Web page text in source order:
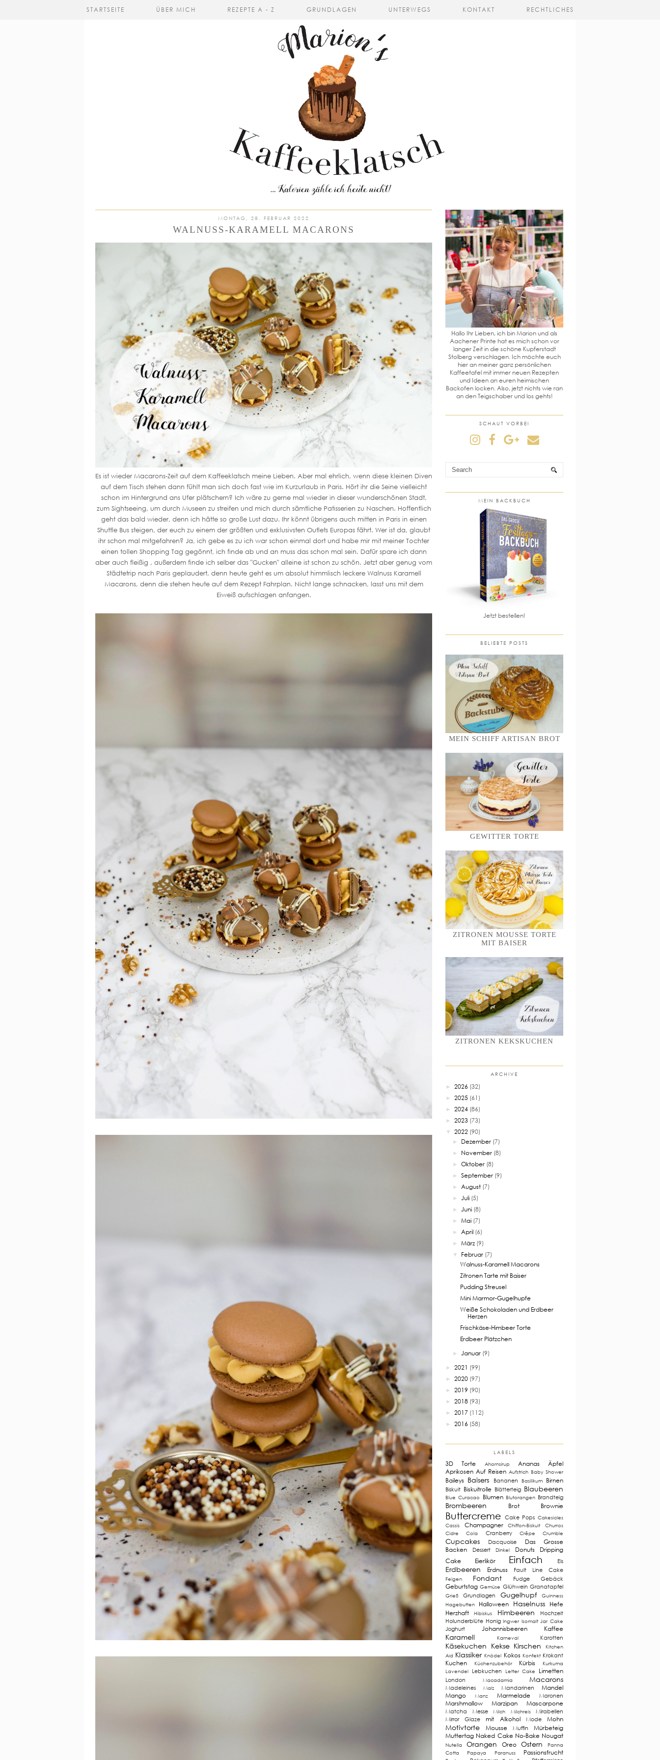
STARTSEITE ÜBER MICH REZEPTE A - Z GRUNDLAGEN UNTERWEGS KONTAKT RECHTLICHES
MONTAG, 28. FEBRUAR 2022
WALNUSS-KARAMELL MACARONS
Es ist wieder Macarons-Zeit auf dem Kaffeeklatsch meine Lieben. Aber mal ehrlich, wenn diese kleinen Diven
auf dem Tisch stehen dann fühlt man sich doch fast wie im Kurzurlaub in Paris. Hört ihr die Seine vielleicht
schon im Hintergrund ans Ufer plätschern? Ich wäre zu gerne mal wieder in dieser wunderschönen Stadt,
zum Sightseeing, um durch Museen zu streifen und mich durch sämtliche Patisserien zu Naschen. Hoffentlich
geht das bald wieder, denn ich hätte so große Lust dazu. Ihr könnt übrigens auch mitten in Paris in einen
Shuttle Bus steigen, der euch zu einem der größten und exklusivsten Outlets Europas fährt. Wer ist da, glaubt
ihr schon mal mitgefahren? Ja, ich gebe es zu ich war schon einmal dort und habe mir mit meiner Tochter
einen tollen Shopping Tag gegönnt, ich finde ab und an muss das schon mal sein. Dafür spare ich dann
aber auch fleißig , außerdem finde ich selber das "Gucken" alleine ist schon zu schön. Jetzt aber genug vom
Städtetrip nach Paris geplaudert, denn heute geht es um absolut himmlisch leckere Walnuss Karamell
Macarons, denn die stehen heute auf dem Rezept Fahrplan. Nicht lange schnacken, lasst uns mit dem
Eiweiß aufschlagen anfangen.
Hallo Ihr Lieben, ich bin Marion und als
Aachener Printe hat es mich schon vor
langer Zeit in die schöne Kupferstadt
Stolberg verschlagen. Ich möchte euch
hier an meiner ganz persönlichen
Kaffeetafel mit immer neuen Rezepten
und Ideen an euren heimischen
Backofen locken. Also, jetzt nichts wie ran
an den Teigschaber und los gehts!
SCHAUT VORBEI
MEIN BACKBUCH
Jetzt bestellen!
BELIEBTE POSTS
MEIN SCHIFF ARTISAN BROT
GEWITTER TORTE
ZITRONEN MOUSSE TORTE
MIT BAISER
ZITRONEN KEKSKUCHEN
ARCHIVE
► 2026 (32)
► 2025 (61)
► 2024 (86)
► 2023 (73)
▼ 2022 (90)
► Dezember (7)
► November (8)
►Oktober (8)
►September (9)
►August (7)
►Juli (5)
►Juni (8)
►Mai (7)
►April (6)
►März (9)
▼ Februar (7)
Walnuss-Karamell Macarons
Zitronen Tarte mit Baiser
Pudding Streusel
Mini Marmor-Gugelhupfe
Weiße Schokoladen und Erdbeer
Herzen
Frischkäse-Himbeer Torte
Erdbeer Plätzchen
►Januar (9)
► 2021 (99)
► 2020 (97)
► 2019 (90)
► 2018 (93)
► 2017 (112)
► 2016 (58)
LABELS
3D Torte Ahornsirup Ananas
Äpfel
Aprikosen Auf Reisen Aufstrich Baby Shower
Baileys Baisers Bananen Basilikum Birnen
Biskuit Biskuitrolle Blätterteig Blaubeeren
Blue Curacao Blumen Blutorangen Brandteig
Brombeeren Brot Brownie
Buttercreme Cake Pops Cakesicles
Cassis
Champagner Chiffon-Biskuit
Churros
Cidre
Cola Cranberry Crêpe Crumble
Cupcakes Dacquoise
Das Grosse
Backen
Dessert Dinkel Donuts
Dripping
Cake
Eierlikör Einfach Eis
Erdbeeren Erdnuss Fault Line Cake
Feigen Fondant Fudge Gebäck
Geburtstag Gemüse Glühwein Granatapfel
Grieß Grundlagen Gugelhupf
Guinness
Hagebutten
Halloween Haselnuss
Hefe
Herzhaft
Hibiskus Himbeeren
Hochzeit
Holunderblüte Honig Ingwer Isomalt Jar Cake
Joghurt Johannisbeeren Kaffee
Karamell Karneval Karotten
Käsekuchen Kekse Kirschen
Kitchen
Aid Klassiker Knödel Kokos Konfekt Krokant
Kuchen Küchenzubehör Kürbis
Kurkuma
Lavendel
Lebkuchen Letter Cake Limetten
London Macadamia Macarons
Madeleines Malz Mandarinen
Mandel
Mango
Manz Marmelade Maronen
Marshmallow Marzipan Mascarpone
Matcha Messe Milch Milchreis
Mirabellen
Mirror Glaze
mit Alkohol Mode Mohn
Motivtorte Mousse Muffin
Mürbeteig
Muttertag Naked Cake No-Bake Nougat
Nutella Orangen Oreo Ostern
Panna
Cotta
Papaya Paranuss Passionsfrucht